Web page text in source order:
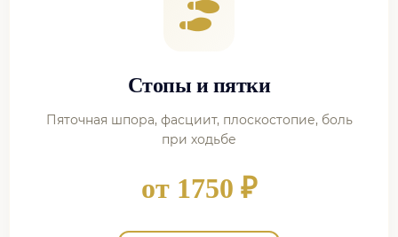
Стопы и пятки
Пяточная шпора, фасциит, плоскостопие, боль
при ходьбе
от 1750 ₽